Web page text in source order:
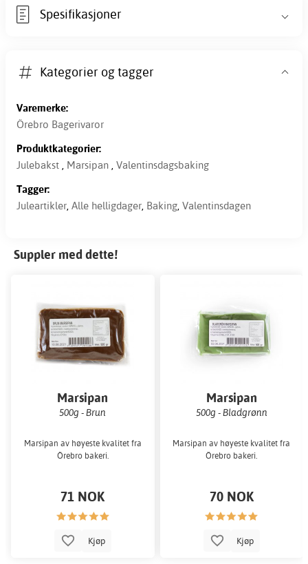
Spesifikasjoner
Kategorier og tagger
Varemerke:
Örebro Bagerivaror
Produktkategorier:
Julebakst , Marsipan , Valentinsdagsbaking
Tagger:
Juleartikler, Alle helligdager, Baking, Valentinsdagen
Suppler med dette!
Marsipan
500g - Brun
Marsipan av høyeste kvalitet fra
Örebro bakeri.
71 NOK
Kjøp
Marsipan
500g - Bladgrønn
Marsipan av høyeste kvalitet fra
Örebro bakeri.
70 NOK
Kjøp